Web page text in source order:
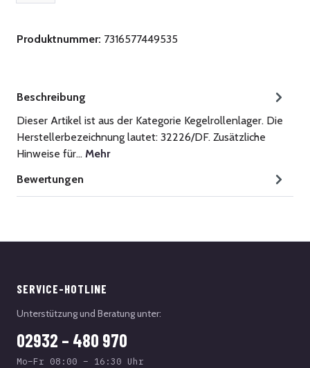
Produktnummer: 7316577449535
Beschreibung
Dieser Artikel ist aus der Kategorie Kegelrollenlager. Die
Herstellerbezeichnung lautet: 32226/DF. Zusätzliche
Hinweise für… Mehr
Bewertungen
SERVICE-HOTLINE
Unterstützung und Beratung unter:
02932 – 480 970
Mo–Fr 08:00 – 16:30 Uhr